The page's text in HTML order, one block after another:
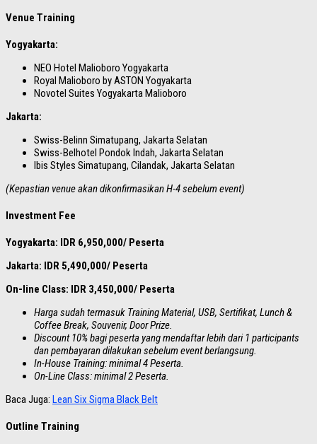
Venue Training
Yogyakarta:
NEO Hotel Malioboro Yogyakarta
Royal Malioboro by ASTON Yogyakarta
Novotel Suites Yogyakarta Malioboro
Jakarta:
Swiss-Belinn Simatupang, Jakarta Selatan
Swiss-Belhotel Pondok Indah, Jakarta Selatan
Ibis Styles Simatupang, Cilandak, Jakarta Selatan
(Kepastian venue akan dikonfirmasikan H-4 sebelum event)
Investment Fee
Yogyakarta: IDR 6,950,000/ Peserta
Jakarta: IDR 5,490,000/ Peserta
On-line Class: IDR 3,450,000/ Peserta
Harga sudah termasuk Training Material, USB, Sertifikat, Lunch &
Coffee Break, Souvenir, Door Prize.
Discount 10% bagi peserta yang mendaftar lebih dari 1 participants
dan pembayaran dilakukan sebelum event berlangsung.
In-House Training: minimal 4 Peserta.
On-Line Class: minimal 2 Peserta.
Baca Juga: Lean Six Sigma Black Belt
Outline Training